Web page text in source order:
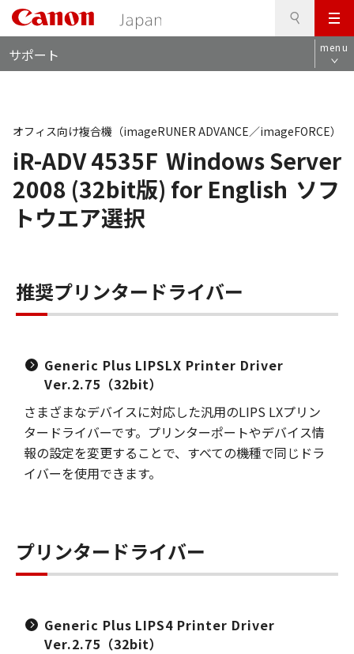
メ
ニ
ュ
サポート menu
iR-ADV 4535F Windows Server
2008 (32bit版) for English ソフ
トウエア選択
オフィス向け複合機（imageRUNER ADVANCE／imageFORCE）
推奨プリンタードライバー
Generic Plus LIPSLX Printer Driver
Ver.2.75（32bit）
さまざまなデバイスに対応した汎用のLIPS LXプリン
タードライバーです。プリンターポートやデバイス情
報の設定を変更することで、すべての機種で同じドラ
イバーを使用できます。
プリンタードライバー
Generic Plus LIPS4 Printer Driver
Ver.2.75（32bit）